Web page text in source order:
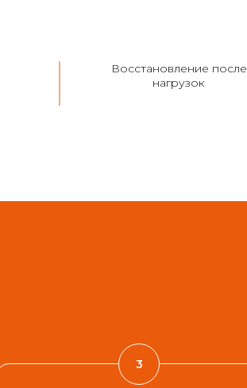
Восстановление после
нагрузок